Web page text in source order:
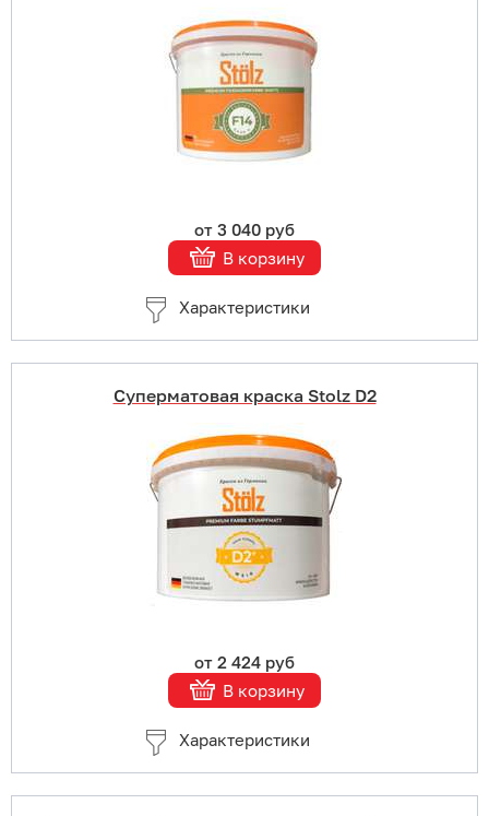
от 3 040 руб
В корзину
Характеристики
В корзину
Подробнее
Суперматовая краска Stolz D2
от 2 424 руб
В корзину
Характеристики
В корзину
Подробнее